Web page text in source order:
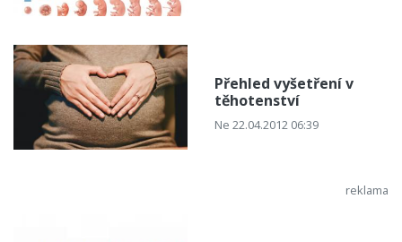
Přehled vyšetření v
těhotenství
Ne 22.04.2012 06:39